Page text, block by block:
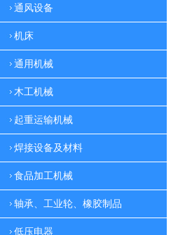
通风设备
机床
通用机械
木工机械
起重运输机械
焊接设备及材料
食品加工机械
轴承、工业轮、橡胶制品
低压电器